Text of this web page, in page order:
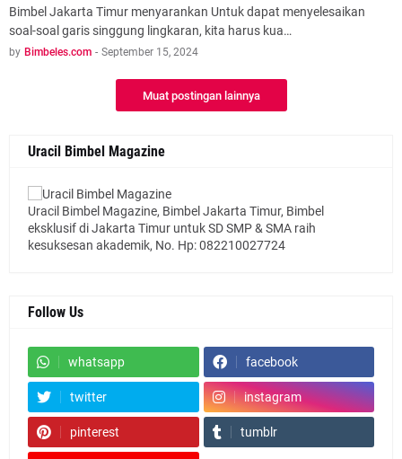
Bimbel Jakarta Timur menyarankan Untuk dapat menyelesaikan
soal-soal garis singgung lingkaran, kita harus kua…
by Bimbeles.com - September 15, 2024
Muat postingan lainnya
Uracil Bimbel Magazine
Uracil Bimbel Magazine, Bimbel Jakarta Timur, Bimbel
eksklusif di Jakarta Timur untuk SD SMP & SMA raih
kesuksesan akademik, No. Hp: 082210027724
Follow Us
whatsapp facebook
twitter instagram
pinterest tumblr